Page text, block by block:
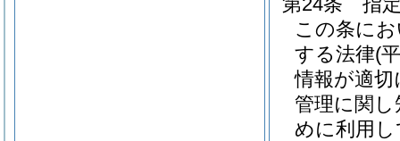
この条に
する法律(
情報が適
管理に関
めに利用